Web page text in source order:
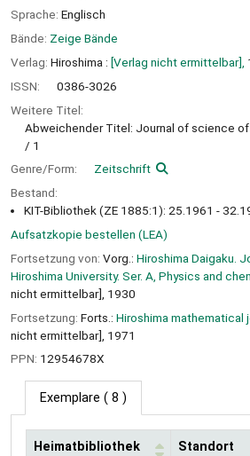
Sprache: Englisch
Bände: Zeige Bände
Verlag: Hiroshima : [Verlag nicht ermittelbar],
ISSN:
0386-3026
Weitere Titel:
Abweichender Titel: Journal of science
/ 1
Genre/Form:
Zeitschrift
Bestand:
KIT-Bibliothek (ZE 1885:1): 25.1961 -
Aufsatzkopie bestellen (LEA)
Fortsetzung von: Vorg.: Hiroshima Daigaku.
Hiroshima University. Ser. A, Physics and
nicht ermittelbar], 1930
Fortsetzung: Forts.: Hiroshima mathematical
nicht ermittelbar], 1971
PPN: 12954678X
Exemplare ( 8 )
Heimatbibliothek Standort